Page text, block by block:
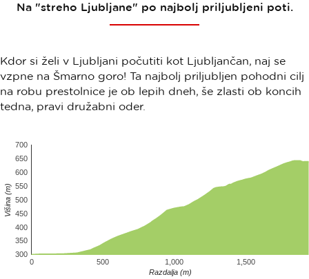
Na "streho Ljubljane" po najbolj priljubljeni poti.
Kdor si želi v Ljubljani počutiti kot Ljubljančan, naj se
vzpne na Šmarno goro! Ta najbolj priljubljen pohodni cilj
na robu prestolnice je ob lepih dneh, še zlasti ob koncih
tedna, pravi družabni oder.
0 500 1,000 1,500
300
350
400
450
500
550
600
650
700
Razdalja (m)
Višina (m)